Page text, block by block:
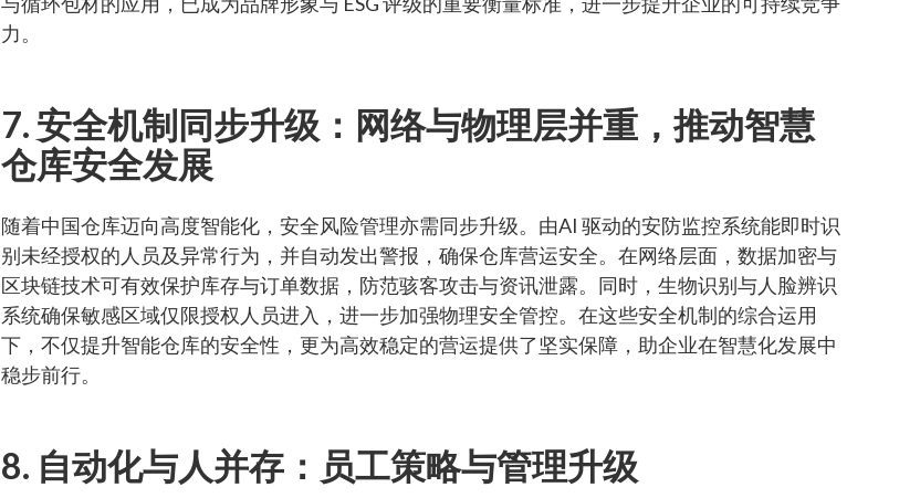
力。
7. 安全机制同步升级：网络与物理层并重，推动智慧
仓库安全发展
随着中国仓库迈向高度智能化，安全风险管理亦需同步升级。由AI 驱动的安防监控系统能即时识
别未经授权的人员及异常行为，并自动发出警报，确保仓库营运安全。在网络层面，数据加密与
区块链技术可有效保护库存与订单数据，防范骇客攻击与资讯泄露。同时，生物识别与人脸辨识
系统确保敏感区域仅限授权人员进入，进一步加强物理安全管控。在这些安全机制的综合运用
下，不仅提升智能仓库的安全性，更为高效稳定的营运提供了坚实保障，助企业在智慧化发展中
稳步前行。
8. 自动化与人并存：员工策略与管理升级